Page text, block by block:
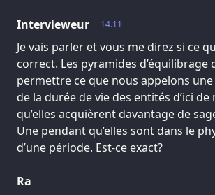
14.11
Intervieweur
Je vais parler et vous me direz si ce
correct. Les pyramides d’équilibrage
permettre ce que nous appelons
de la durée de vie des entités d’ici de
qu’elles acquièrent davantage de
Une pendant qu’elles sont dans le
d’une période. Est-ce exact?
Ra